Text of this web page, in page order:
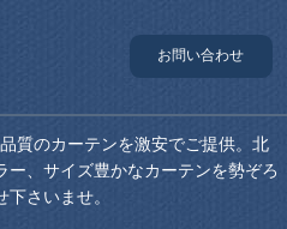
お問い合わせ
質のカーテンを激安でご提供。北
、サイズ豊かなカーテンを勢ぞろ
さいませ。